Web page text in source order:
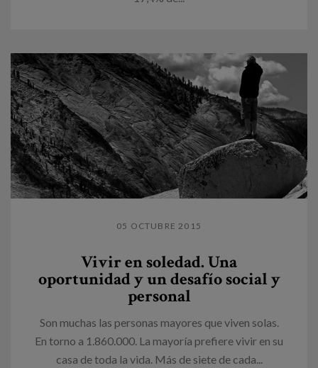
05 OCTUBRE 2015
Vivir en soledad. Una
oportunidad y un desafío social y
personal
Son muchas las personas mayores que viven solas.
En torno a 1.860.000. La mayoría prefiere vivir en su
casa de toda la vida. Más de siete de cada...